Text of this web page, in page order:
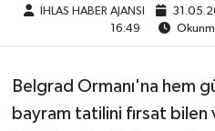
İHLAS HABER AJANSI
16:49
Belgrad Ormanı'na hem
bayram tatilini fırsat bilen